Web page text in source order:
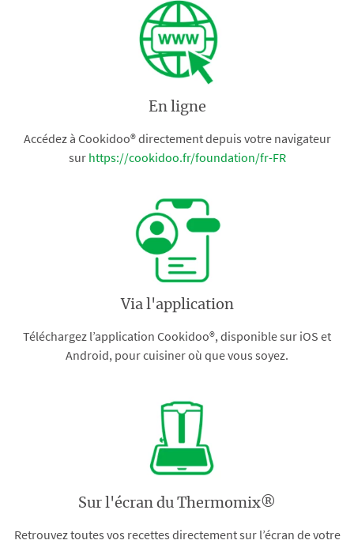
En ligne
Accédez à Cookidoo® directement depuis votre navigateur
sur https://cookidoo.fr/foundation/fr-FR
Via l'application
Téléchargez l’application Cookidoo®, disponible sur iOS et
Android, pour cuisiner où que vous soyez.
Sur l'écran du Thermomix®
Retrouvez toutes vos recettes directement sur l’écran de votre